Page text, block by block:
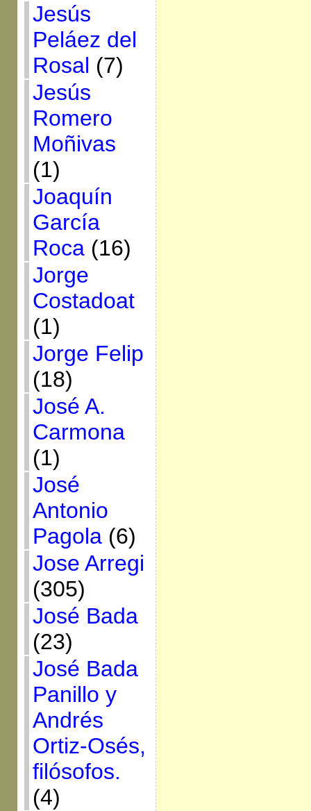
Jesús
Peláez del
Rosal (7)
Jesús
Romero
Moñivas
(1)
Joaquín
García
Roca(16)
Jorge
Costadoat
(1)
Jorge Felip
(18)
José A.
Carmona
(1)
José
Antonio
Pagola(6)
Jose Arregi
(305)
José Bada
(23)
José Bada
Panillo y
Andrés
Ortiz-Osés,
filósofos.
(4)